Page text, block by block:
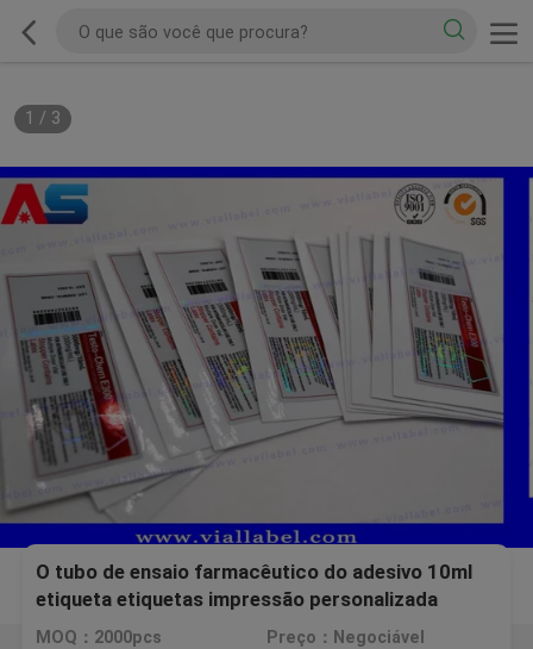
1 / 3
O tubo de ensaio farmacêutico do adesivo 10ml
etiqueta etiquetas impressão personalizada
lustrosa
MOQ：2000pcs Preço：Negociável